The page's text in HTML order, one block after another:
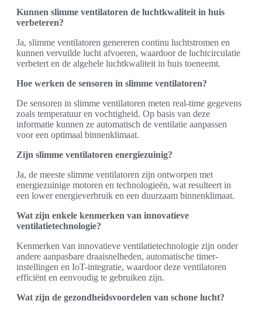
Kunnen slimme ventilatoren de luchtkwaliteit in huis
verbeteren?
Ja, slimme ventilatoren genereren continu luchtstromen en
kunnen vervuilde lucht afvoeren, waardoor de luchtcirculatie
verbetert en de algehele luchtkwaliteit in huis toeneemt.
Hoe werken de sensoren in slimme ventilatoren?
De sensoren in slimme ventilatoren meten real-time gegevens
zoals temperatuur en vochtigheid. Op basis van deze
informatie kunnen ze automatisch de ventilatie aanpassen
voor een optimaal binnenklimaat.
Zijn slimme ventilatoren energiezuinig?
Ja, de meeste slimme ventilatoren zijn ontworpen met
energiezuinige motoren en technologieën, wat resulteert in
een lower energieverbruik en een duurzaam binnenklimaat.
Wat zijn enkele kenmerken van innovatieve
ventilatietechnologie?
Kenmerken van innovatieve ventilatietechnologie zijn onder
andere aanpasbare draaisnelheden, automatische timer-
instellingen en IoT-integratie, waardoor deze ventilatoren
efficiënt en eenvoudig te gebruiken zijn.
Wat zijn de gezondheidsvoordelen van schone lucht?